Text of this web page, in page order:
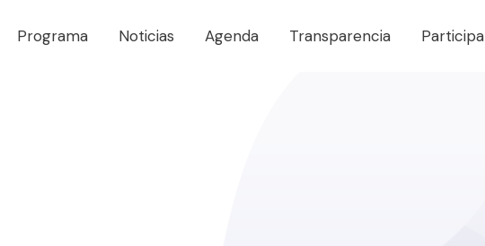
Programa Noticias Agenda Transparencia Participa